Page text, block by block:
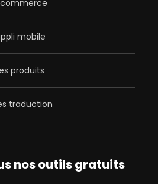
mobile
produits
traduction
nos outils gratuits